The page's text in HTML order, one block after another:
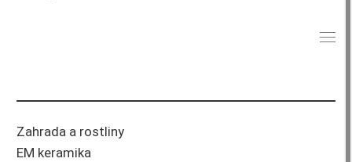
Zahrada a rostliny
EM keramika